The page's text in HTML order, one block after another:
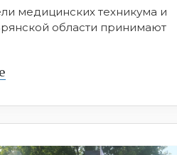
медицинских техникума и
области принимают